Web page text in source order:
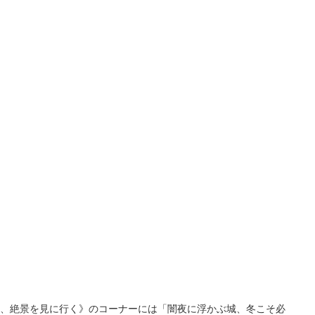
景を見に行く》のコーナーには「闇夜に浮かぶ城、冬こそ必